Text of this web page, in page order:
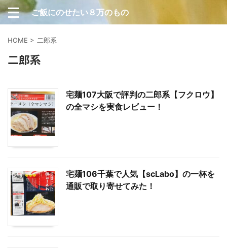
ご飯にのせたい８万のもの
HOME > 二郎系
二郎系
宅麺107大阪で評判の二郎系【フクロウ】
の全マシを実食レビュー！
宅麺106千葉で人気【scLabo】の一杯を
通販で取り寄せてみた！